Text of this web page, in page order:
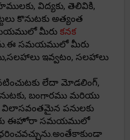
విద్యకు, తెలివికి,
కొనుటకు అత్యంత
మీరు కనక
సమయములో మీరు
ఇవ్వటం, సలహాలు
లేదా మోడలింగ్,
బంగారము మరియు
విలాసవంతమైన పనులకు
ఈహోరా సమయములో